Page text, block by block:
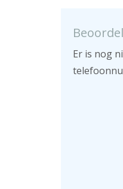
Er is nog